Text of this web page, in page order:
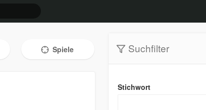
Spiele Suchfilter
Stichwort